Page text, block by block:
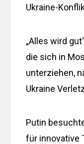
Ukraine-
„Alles wird
die sich in
unterziehen,
Ukraine
Putin
für innovative